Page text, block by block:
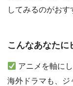
してみるのがおす
こんなあなたに
アニメを軸に
海外ドラマも、ジ